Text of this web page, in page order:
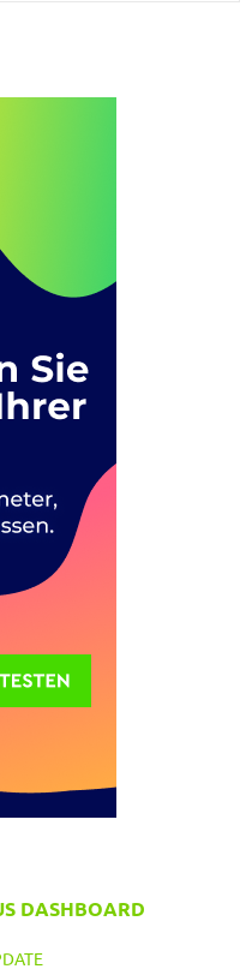
DASHBOARD